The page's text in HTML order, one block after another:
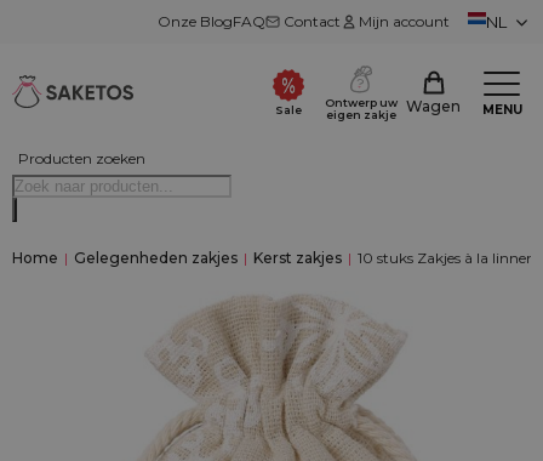
Onze BlogFAQ Contact Mijn account NL
Producten zoeken
Sale
Ontwerp uw
eigen zakje
Wagen MENU
Home | Gelegenheden zakjes | Kerst zakjes | 10 stuks Zakjes à la